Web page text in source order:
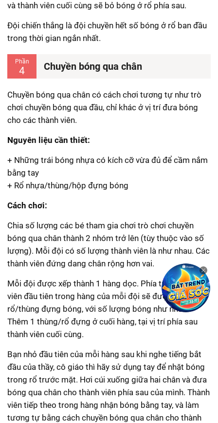
và thành viên cuối cùng sẽ bỏ bóng ở rổ phía sau.
Đội chiến thắng là đội chuyền hết số bóng ở rổ ban đầu
trong thời gian ngắn nhất.
Phần
4 Chuyền bóng qua chân
Chuyền bóng qua chân có cách chơi tương tự như trò
chơi chuyền bóng qua đầu, chỉ khác ở vị trí đưa bóng
cho các thành viên.
Nguyên liệu cần thiết:
+ Những trái bóng nhựa có kích cỡ vừa đủ để cầm nắm
bằng tay
+ Rổ nhựa/thùng/hộp đựng bóng
Cách chơi:
Chia số lượng các bé tham gia chơi trò chơi chuyền
bóng qua chân thành 2 nhóm trở lên (tùy thuộc vào số
lượng). Mỗi đội có số lượng thành viên là như nhau. Các
thành viên đứng dang chân rộng hơn vai.
Mỗi đội được xếp thành 1 hàng dọc. Phía trên thành
viên đầu tiên trong hàng của mỗi đội sẽ được đặt 1
rổ/thùng đựng bóng, với số lượng bóng như nhau.
Thêm 1 thùng/rổ đựng ở cuối hàng, tại vị trí phía sau
thành viên cuối cùng.
Bạn nhỏ đầu tiên của mỗi hàng sau khi nghe tiếng bắt
đầu của thầy, cô giáo thì hãy sử dụng tay để nhặt bóng
trong rổ trước mặt. Hơi cúi xuống giữa hai chân và đưa
bóng qua chân cho thành viên phía sau của mình. Thành
viên tiếp theo trong hàng nhận bóng bằng tay, và làm
tương tự bằng cách chuyền bóng qua chân cho thành